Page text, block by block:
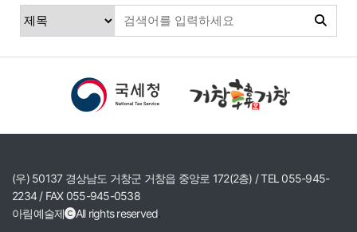
(우) 50137 경상남도 거창군 거창읍 중앙로 172(2층) / TEL 055-945-
2234 / FAX 055-945-0538
아림예술제
All rights reserved.